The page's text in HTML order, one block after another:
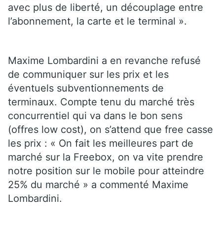
avec plus de liberté, un découplage entre
l’abonnement, la carte et le terminal ».
Maxime Lombardini a en revanche refusé
de communiquer sur les prix et les
éventuels subventionnements de
terminaux. Compte tenu du marché très
concurrentiel qui va dans le bon sens
(offres low cost), on s’attend que free casse
les prix : « On fait les meilleures part de
marché sur la Freebox, on va vite prendre
notre position sur le mobile pour atteindre
25% du marché » a commenté Maxime
Lombardini.